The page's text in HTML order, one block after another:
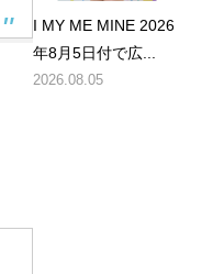
I MY ME MINE 2026
年8月5日付で広...
2026.08.05